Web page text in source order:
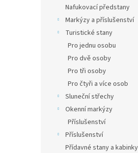
Nafukovací předstany
Markýzy a příslušenství
Turistické stany
Pro jednu osobu
Pro dvě osoby
Pro tři osoby
Pro čtyři a více osob
Sluneční střechy
Okenní markýzy
Příslušenství
Příslušenství
Přídavné stany a kabinky